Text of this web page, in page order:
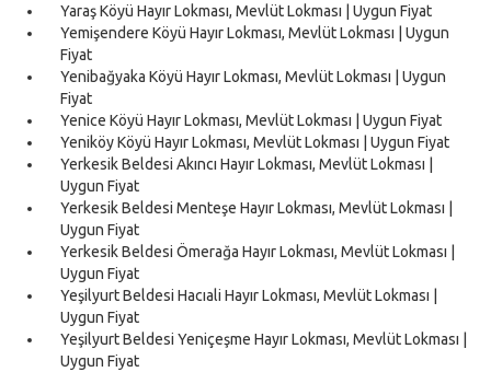
Yaraş Köyü Hayır Lokması, Mevlüt Lokması | Uygun Fiyat
Yemişendere Köyü Hayır Lokması, Mevlüt Lokması | Uygun
Fiyat
Yenibağyaka Köyü Hayır Lokması, Mevlüt Lokması | Uygun
Fiyat
Yenice Köyü Hayır Lokması, Mevlüt Lokması | Uygun Fiyat
Yeniköy Köyü Hayır Lokması, Mevlüt Lokması | Uygun Fiyat
Yerkesik Beldesi Akıncı Hayır Lokması, Mevlüt Lokması |
Uygun Fiyat
Yerkesik Beldesi Menteşe Hayır Lokması, Mevlüt Lokması |
Uygun Fiyat
Yerkesik Beldesi Ömerağa Hayır Lokması, Mevlüt Lokması |
Uygun Fiyat
Yeşilyurt Beldesi Hacıali Hayır Lokması, Mevlüt Lokması |
Uygun Fiyat
Yeşilyurt Beldesi Yeniçeşme Hayır Lokması, Mevlüt Lokması |
Uygun Fiyat